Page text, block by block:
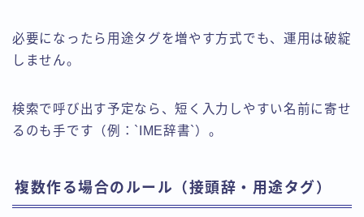
必要になったら用途タグを増やす方式でも、運用は破綻
しません。
検索で呼び出す予定なら、短く入力しやすい名前に寄せ
るのも手です（例：`IME辞書`）。
複数作る場合のルール（接頭辞・用途タグ）